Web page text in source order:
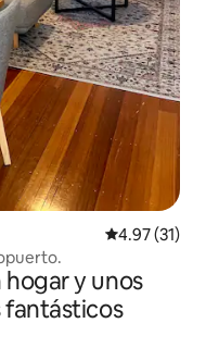
Calificación
4.97 (31)
y unos
fantásticos